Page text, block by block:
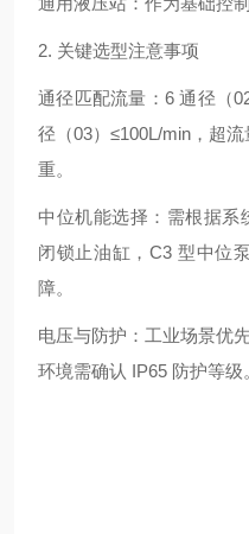
2. 关键选型注意事项
通径匹配流量：6 通径（
径（03）≤100L/min，超
重。
中位机能选择：需根据系
闭锁止油缸，C3 型中位
障。
电压与防护：工业场景优
环境需确认 IP65 防护等级